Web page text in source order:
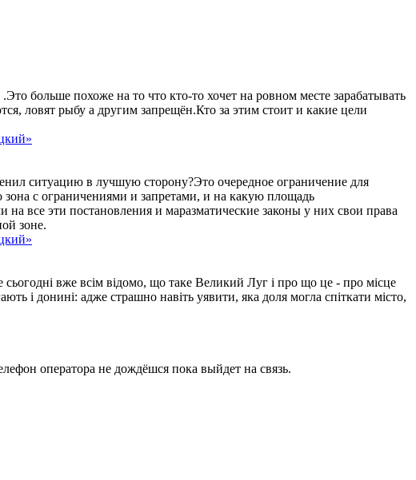
больше похоже на то что кто-то хочет на ровном месте зарабатывать
ловят рыбу а другим запрещён.Кто за этим стоит и какие цели
ситуацию в лучшую сторону?Это очередное ограничение для
с ограничениями и запретами, и на какую площадь
все эти постановления и маразматические законы у них свои права
зоне.
вже всім відомо, що таке Великий Луг і про що це - про місце
і донині: адже страшно навіть уявити, яка доля могла спіткати місто,
оператора не дождёшся пока выйдет на связь.